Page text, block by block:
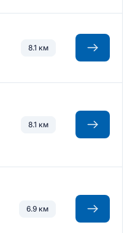
8.1 км
8.1 км
6.9 км